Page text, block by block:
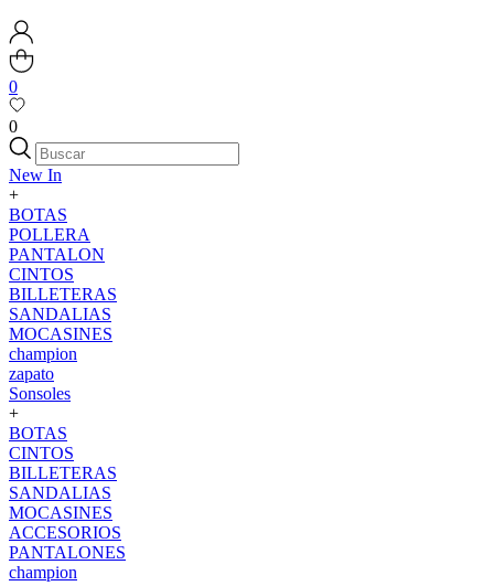
0
0
New In
+
BOTAS
POLLERA
PANTALON
CINTOS
BILLETERAS
SANDALIAS
MOCASINES
champion
zapato
Sonsoles
+
BOTAS
CINTOS
BILLETERAS
SANDALIAS
MOCASINES
ACCESORIOS
PANTALONES
champion